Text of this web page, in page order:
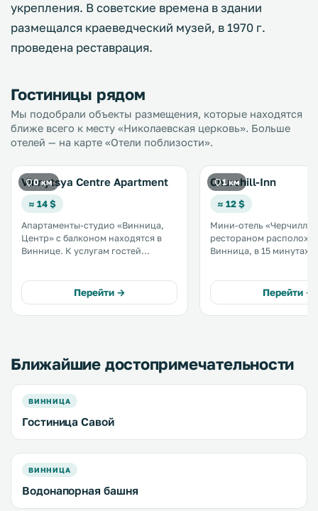
укрепления. В советские времена в здании
размещался краеведческий музей, в 1970 г.
проведена реставрация.
Гостиницы рядом
Мы подобрали объекты размещения, которые находятся
ближе всего к месту «Николаевская церковь». Больше
отелей — на карте «Отели поблизости».
0 км
Vinnytsya Centre Apartment
≈ 14 $
Апартаменты-студио «Винница,
Центр» с балконом находятся в
Виннице. К услугам гостей
холодильником и электрическим
чайником. Предоставляются
полотенца и постельное белье. .
Перейти →
1 км
Churchill-Inn
≈ 12 $
Мини-отель
рестораном
Винница, в 15 минутах
парковка на территории. В
удобств каждого
ортопедические
Перейти →
Ближайшие достопримечательности
ВИННИЦА
Гостиница Савой
ВИННИЦА
Водонапорная башня